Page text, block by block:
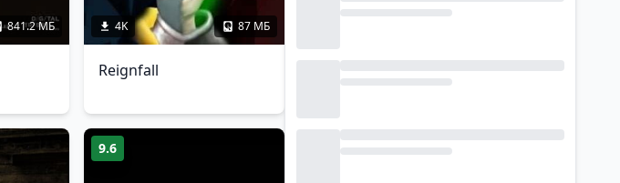
841.2 МБ 4K 87 МБ
Reignfall
9.6